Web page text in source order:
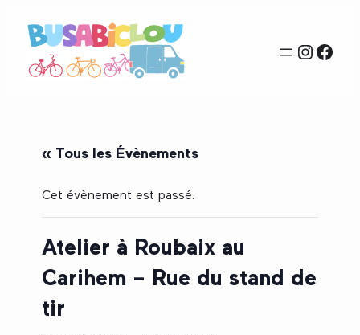
« Tous les Évènements
Cet évènement est passé.
Atelier à Roubaix au
Carihem – Rue du stand de
tir